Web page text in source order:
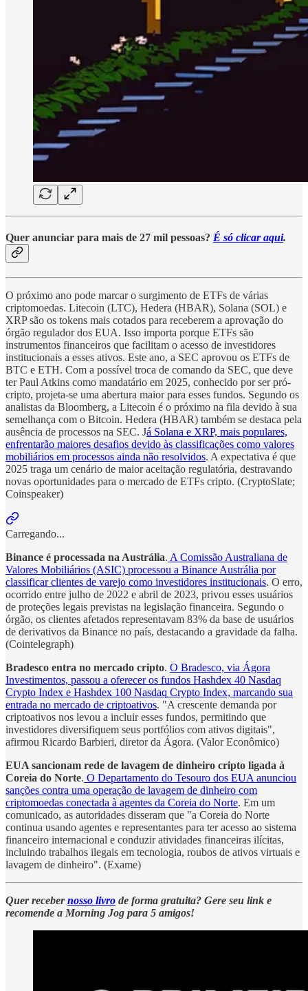
Quer anunciar para mais de 27 mil pessoas? É só clicar aqui.
O próximo ano pode marcar o surgimento de ETFs de várias
criptomoedas. Litecoin (LTC), Hedera (HBAR), Solana (SOL) e
XRP são os tokens mais cotados para receberem a aprovação do
órgão regulador dos EUA. Isso importa porque ETFs são
instrumentos financeiros que facilitam o acesso de investidores
institucionais a esses ativos. Este ano, a SEC aprovou os ETFs de
BTC e ETH. Com a possível troca de comando da SEC, que deve
ter Paul Atkins como mandatário em 2025, conhecido por ser pró-
cripto, projeta-se uma abertura maior para esses fundos. Segundo os
analistas da Bloomberg, a Litecoin é o próximo na fila devido à sua
semelhança com o Bitcoin. Hedera (HBAR) também se destaca pela
ausência de processos na SEC. Já Solana e XRP, mais populares,
enfrentarão maiores desafios devido às classificações como valores
mobiliários em processos ainda não resolvidos. A expectativa é que
2025 traga um cenário de maior aceitação regulatória, destravando
novas oportunidades para o mercado de ETFs cripto. (CryptoSlate;
Coinspeaker)
Carregando...
Binance é processada na Austrália. A Comissão Australiana de
Valores Mobiliários (ASIC) processou a Binance Austrália por
classificar clientes de varejo como investidores institucionais. O erro,
ocorrido entre julho de 2022 e abril de 2023, privou esses usuários
de proteções legais previstas na legislação financeira. Segundo o
órgão, os clientes afetados representavam 83% da base de usuários
de derivativos da Binance no país, destacando a gravidade da falha.
(Cointelegraph)
Bradesco entra no mercado cripto. O Bradesco, via Ágora
Investimentos, passou a oferecer os fundos Hashdex 40 Nasdaq
Crypto Index e Hashdex 100 Nasdaq Crypto Index, marcando sua
entrada no mercado de criptoativos. "A crescente demanda por
criptoativos nos levou a incluir esses fundos, permitindo que
investidores diversifiquem seus portfólios com ativos digitais",
afirmou Ricardo Barbieri, diretor da Ágora. (Valor Econômico)
EUA sancionam rede de lavagem de dinheiro cripto ligada à
Coreia do Norte. O Departamento do Tesouro dos EUA anunciou
sanções contra uma operação de lavagem de dinheiro com
criptomoedas conectada à agentes da Coreia do Norte. Em um
comunicado, as autoridades disseram que "a Coreia do Norte
continua usando agentes e representantes para ter acesso ao sistema
financeiro internacional e conduzir atividades financeiras ilícitas,
incluindo trabalhos ilegais em tecnologia, roubos de ativos virtuais e
lavagem de dinheiro". (Exame)
Quer recebernosso livro de forma gratuita? Gere seu link e
recomende a Morning Jog para 5 amigos!